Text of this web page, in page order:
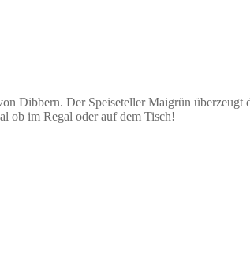
Dibbern. Der Speiseteller Maigrün überzeugt
ob im Regal oder auf dem Tisch!